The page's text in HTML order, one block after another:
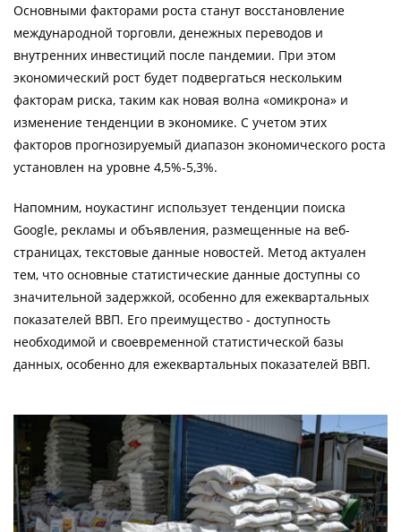
Основными факторами роста станут восстановление
международной торговли, денежных переводов и
внутренних инвестиций после пандемии. При этом
экономический рост будет подвергаться нескольким
факторам риска, таким как новая волна «омикрона» и
изменение тенденции в экономике. С учетом этих
факторов прогнозируемый диапазон экономического роста
установлен на уровне 4,5%-5,3%.
Напомним, ноукастинг использует тенденции поиска
Google, рекламы и объявления, размещенные на веб-
страницах, текстовые данные новостей. Метод актуален
тем, что основные статистические данные доступны со
значительной задержкой, особенно для ежеквартальных
показателей ВВП. Его преимущество - доступность
необходимой и своевременной статистической базы
данных, особенно для ежеквартальных показателей ВВП.